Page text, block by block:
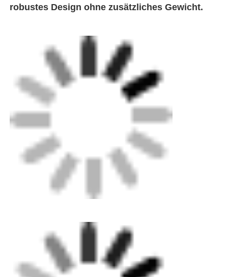
CNC-Stumpfschweißmaschine
robustes Design ohne zusätzliches Gewicht.